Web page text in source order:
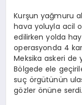
Kurşun yağmuru
hava yoluyla acil
edilirken yolda
operasyonda 4
Meksika askeri de
Bölgede ele
suç örgütünün
gözler önüne serdi.